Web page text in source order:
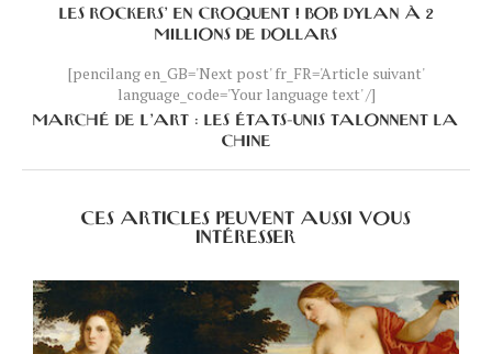
LES ROCKERS’ EN CROQUENT ! BOB DYLAN À 2
MILLIONS DE DOLLARS
[pencilang en_GB='Next post' fr_FR='Article suivant'
language_code='Your language text' /]
MARCHÉ DE L’ART : LES ÉTATS-UNIS TALONNENT LA
CHINE
CES ARTICLES PEUVENT AUSSI VOUS
INTÉRESSER